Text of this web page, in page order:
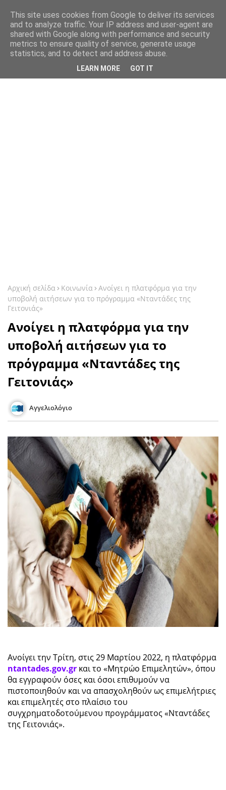
Αρχική σελίδα Κοινωνία Ανοίγει η πλατφόρμα για την
υποβολή αιτήσεων για το πρόγραμμα «Νταντάδες της
Γειτονιάς»
Ανοίγει η πλατφόρμα για την
υποβολή αιτήσεων για το
πρόγραμμα «Νταντάδες της
Γειτονιάς»
Αγγελιολόγιο
Ανοίγει την Τρίτη, στις 29 Μαρτίου 2022, η πλατφόρμα
ntantades.gov.gr και το «Μητρώο Επιμελητών», όπου
θα εγγραφούν όσες και όσοι επιθυμούν να
πιστοποιηθούν και να απασχοληθούν ως επιμελήτριες
και επιμελητές στο πλαίσιο του
συγχρηματοδοτούμενου προγράμματος «Νταντάδες
της Γειτονιάς».
This site uses cookies from Google to deliver its services
and to analyze traffic. Your IP address and user-agent are
shared with Google along with performance and security
metrics to ensure quality of service, generate usage
statistics, and to detect and address abuse.
LEARN MORE GOT IT